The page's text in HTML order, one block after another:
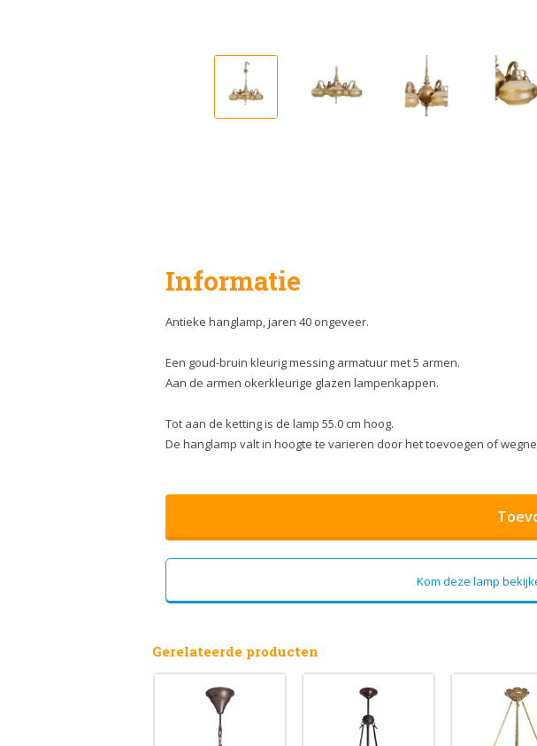
Informatie
Antieke hanglamp, jaren 40 ongeveer.
Een goud-bruin kleurig messing armatuur met 5 armen.
Aan de armen okerkleurige glazen lampenkappen.
Tot aan de ketting is de lamp 55.0 cm hoog.
De hanglamp valt in hoogte te varieren door het toevoegen of
Kom deze lamp
Gerelateerde producten